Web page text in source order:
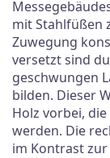
mit Stahlfüßen
Zuwegung
versetzt sind
geschwungen
bilden. Dieser
Holz vorbei,
werden. Die
im Kontrast